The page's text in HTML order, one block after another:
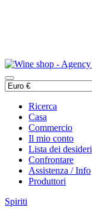
Ricerca
Casa
Commercio
Il mio conto
Lista dei desideri
Confrontare
Assistenza / Info
Produttori
Spiriti